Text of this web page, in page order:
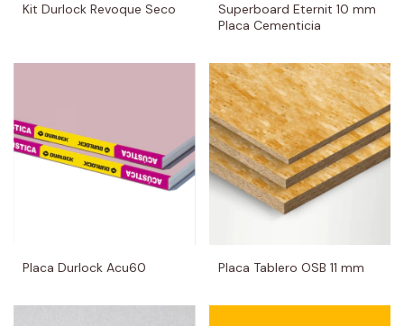
Kit Durlock Revoque Seco
Superboard Eternit 10 mm
Placa Cementicia
Placa Durlock Acu60 Placa Tablero OSB 11 mm